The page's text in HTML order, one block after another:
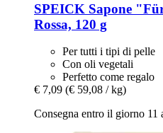
SPEICK Sapone
Rossa, 120 g
Per tutti i tipi di pelle
Con oli vegetali
Perfetto come regalo
€ 7,09 (€ 59,08 / kg)
Consegna entro il giorno 11